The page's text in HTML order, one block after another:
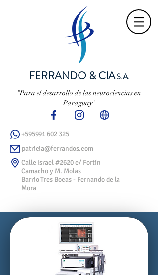
FERRANDO & CIAS.A.
"Para el desarrollo de las neurociencias en
Paraguay"
+595991 602 325
patricia@ferrandos.com
Calle Israel #2620 e/ Fortín
Camacho y M. Molas
Barrio Tres Bocas - Fernando de la
Mora